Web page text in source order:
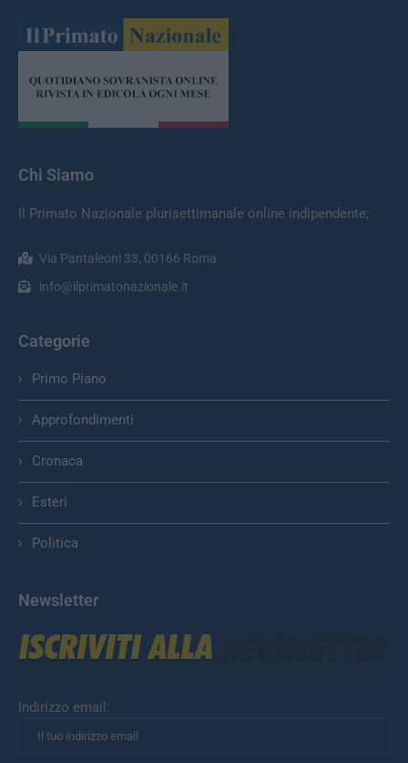
Chi Siamo
Il Primato Nazionale plurisettimanale online indipendente;
Via Pantaleoni 33, 00166 Roma.
info@ilprimatonazionale.it
Categorie
Primo Piano
Approfondimenti
Cronaca
Esteri
Politica
Newsletter
Indirizzo email: